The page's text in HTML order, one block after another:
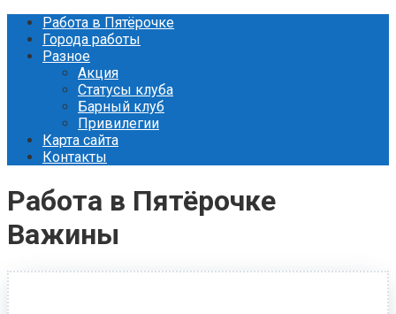
Перейти
контенту
Работа в Пятёрочке
Города работы
Разное
Акция
Статусы клуба
Барный клуб
Привилегии
Карта сайта
Контакты
Работа в Пятёрочке
Важины